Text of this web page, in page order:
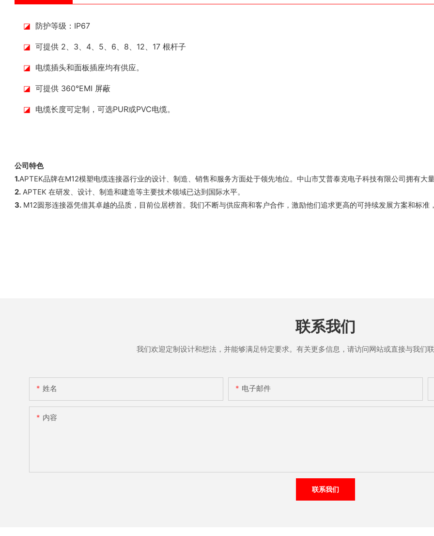
◪ 防护等级：IP67
◪ 可提供 2、3、4、5、6、8、12、17 根杆子
◪ 电缆插头和面板插座均有供应。
◪ 可提供 360°EMI 屏蔽
◪ 电缆长度可定制，可选PUR或PVC电缆。
公司特色
1.APTEK品牌在M12模塑电缆连接器行业的设计、制造、销售和服务方面处于领先地位。中山市艾普泰克电子科技有限公司拥有大
2. APTEK 在研发、设计、制造和建造等主要技术领域已达到国际水平。
3. M12圆形连接器凭借其卓越的品质，目前位居榜首。我们不断与供应商和客户合作，激励他们追求更高的可持续发展方案和标准
联系我们
我们欢迎定制设计和想法，并能够满足特定要求。有关更多信息，请访问网站或直接与我们
姓名 电子邮件
内容
联系我们